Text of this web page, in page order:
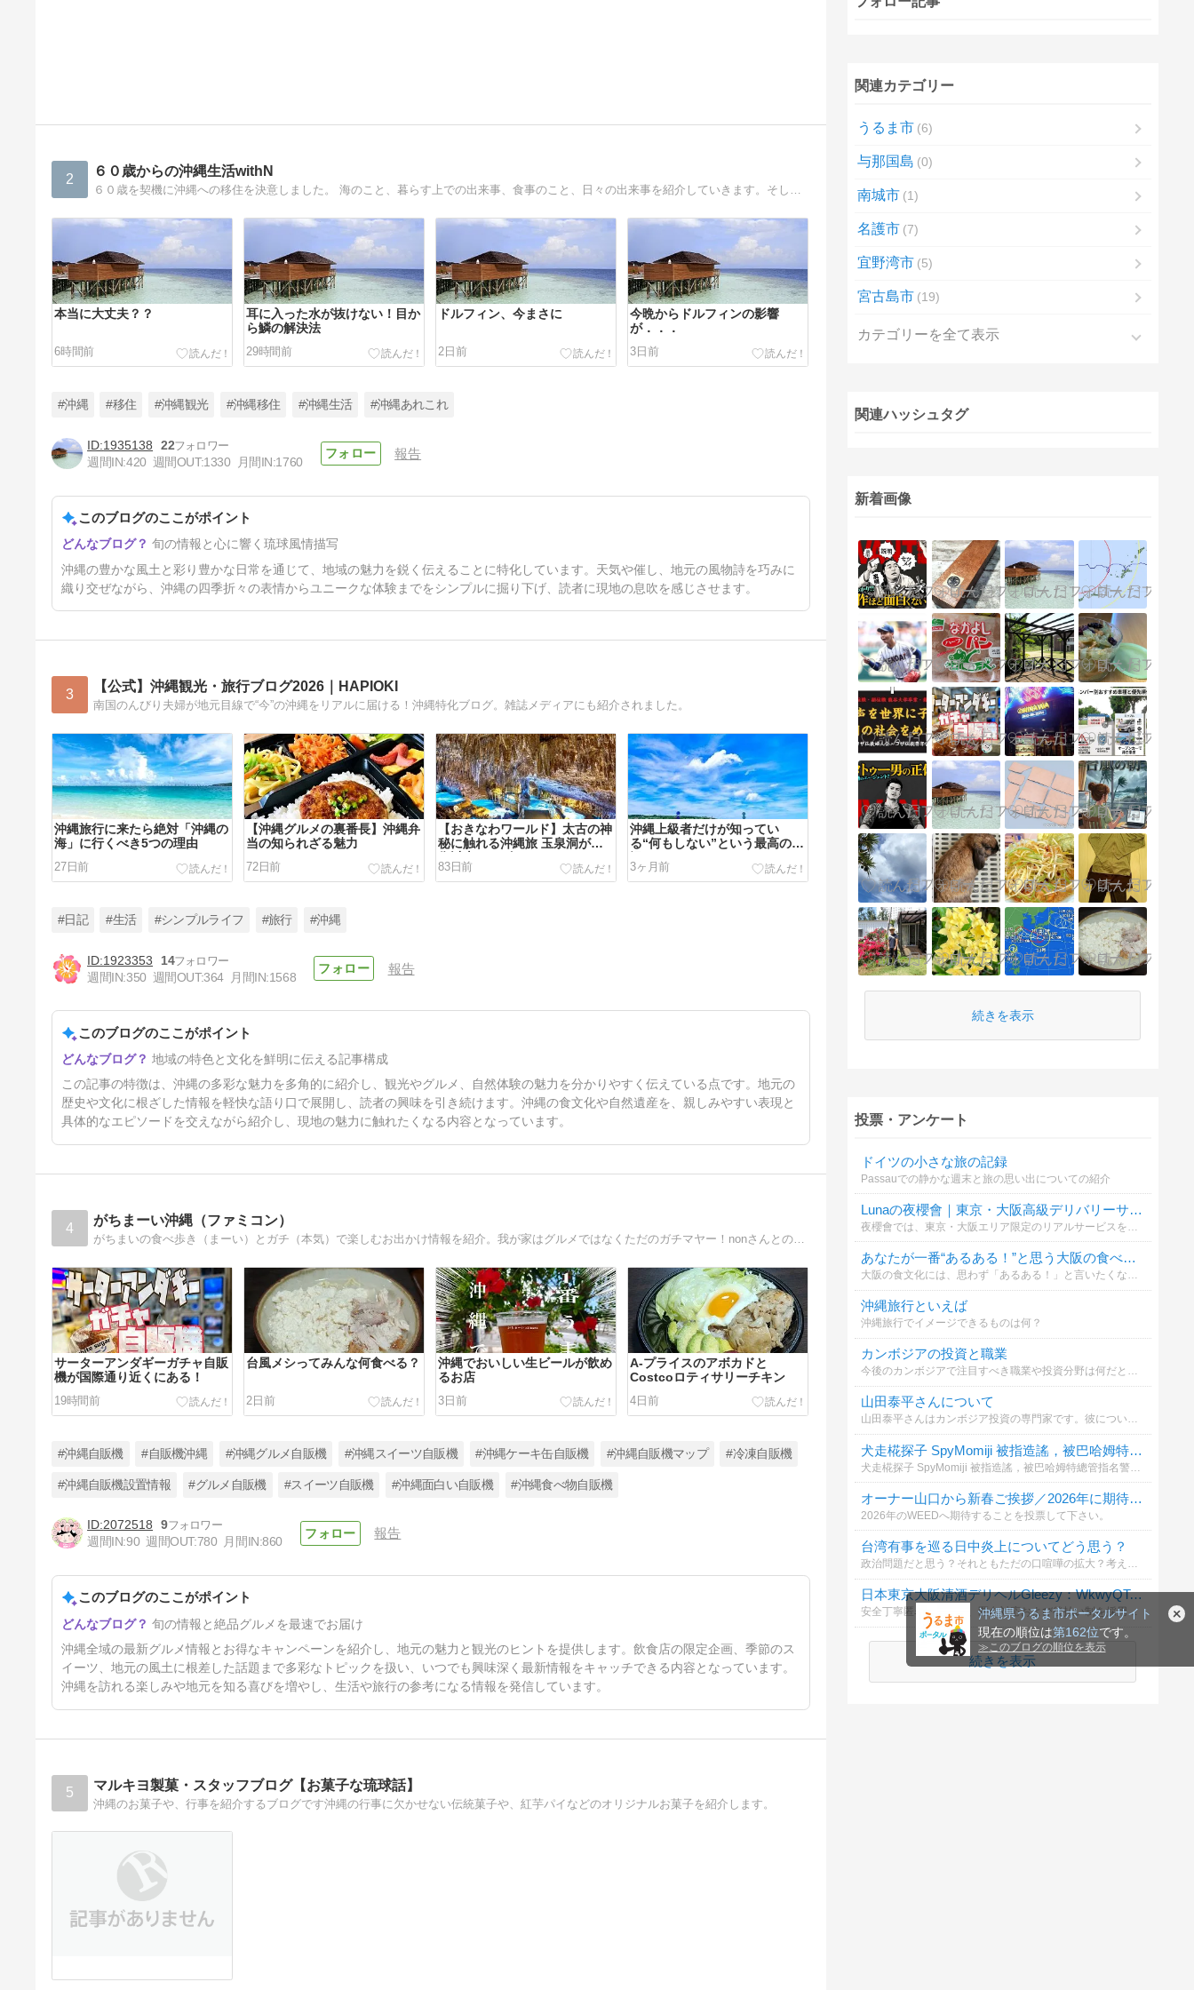
沖縄県うるま市ポータルサイト
現在の順位は第162位です。
≫ このブログの順位を表示
2 ６０歳からの沖縄生活withN
６０歳を契機に沖縄への移住を決意しました。 海のこと、暮らす上での出来事、食事のこと、日々の出来事を紹介していきます。そしてN(妻)のつぶやきもお届けします。
本当に大丈夫？？
6時間前
耳に入った水が抜けない！目か
ら鱗の解決法
29時間前
ドルフィン、今まさに
2日前
今晩からドルフィンの影響
が．．．
3日前
施設はココ！！
4日前
#沖縄 #移住 #沖縄観光 #沖縄移住 #沖縄生活 #沖縄あれこれ
1935138
22
週間IN:420 週間OUT:1330 月間IN:1760
報告
このブログのここがポイント
旬の情報と心に響く琉球風情描写
沖縄の豊かな風土と彩り豊かな日常を通じて、地域の魅力を鋭く伝えることに特化しています。天気や催し、地元の風物詩を巧みに
織り交ぜながら、沖縄の四季折々の表情からユニークな体験までをシンプルに掘り下げ、読者に現地の息吹を感じさせます。
3 【公式】沖縄観光・旅行ブログ2026｜HAPIOKI
南国のんびり夫婦が地元目線で“今”の沖縄をリアルに届ける！沖縄特化ブログ。雑誌メディアにも紹介されました。
沖縄旅行に来たら絶対「沖縄の
海」に行くべき5つの理由
27日前
【沖縄グルメの裏番長】沖縄弁
当の知られざる魅力
72日前
【おきなわワールド】太古の神
秘に触れる沖縄旅 玉泉洞が想
像以上にスゴかった！
83日前
沖縄上級者だけが知ってい
る“何もしない”という最高の贅
3ヶ月前
ない？意外すぎる理由と効果的
な対策
4ヶ月前
#日記 #生活 #シンプルライフ #旅行 #沖縄
1923353
14
週間IN:350 週間OUT:364 月間IN:1568
報告
このブログのここがポイント
地域の特色と文化を鮮明に伝える記事構成
この記事の特徴は、沖縄の多彩な魅力を多角的に紹介し、観光やグルメ、自然体験の魅力を分かりやすく伝えている点です。地元の
歴史や文化に根ざした情報を軽快な語り口で展開し、読者の興味を引き続けます。沖縄の食文化や自然遺産を、親しみやすい表現と
具体的なエピソードを交えながら紹介し、現地の魅力に触れたくなる内容となっています。
4 がちまーい沖縄（ファミコン）
がちまいの食べ歩き（まーい）とガチ（本気）で楽しむお出かけ情報を紹介。我が家はグルメではなくただのガチマヤー！nonさんとのサーフーフー（ほろ酔い）日記。コストコや沖縄限定のお得情報。自販機や無人販売やコアな沖縄観光スポットなど
サーターアンダギーガチャ自販
機が国際通り近くにある！
19時間前
台風メシってみんな何食べる？
2日前
沖縄でおいしい生ビールが飲め
るお店
3日前
A-プライスのアボカドと
Costcoロティサリーチキン
4日前
とんかつ松のや『夏休み企画』
500円でロースとんかつが食べ
#沖縄自販機 #自販機沖縄 #沖縄グルメ自販機 #沖縄スイーツ自販機 #沖縄ケーキ缶自販機 #沖縄自販機マップ #冷凍自販機
#沖縄自販機設置情報 #グルメ自販機 #スイーツ自販機 #沖縄面白い自販機 #沖縄食べ物自販機
2072518
9
週間IN:90 週間OUT:780 月間IN:860
報告
このブログのここがポイント
旬の情報と絶品グルメを最速でお届け
沖縄全域の最新グルメ情報とお得なキャンペーンを紹介し、地元の魅力と観光のヒントを提供します。飲食店の限定企画、季節のス
イーツ、地元の風土に根差した話題まで多彩なトピックを扱い、いつでも興味深く最新情報をキャッチできる内容となっています。
沖縄を訪れる楽しみや地元を知る喜びを増やし、生活や旅行の参考になる情報を発信しています。
5 マルキヨ製菓・スタッフブログ【お菓子な琉球話】
沖縄のお菓子や、行事を紹介するブログです沖縄の行事に欠かせない伝統菓子や、紅芋パイなどのオリジナルお菓子を紹介します。
関連カテゴリー
うるま市 6
与那国島 0
南城市 1
名護市 7
宜野湾市 5
宮古島市 19
カテゴリーを全て表示
関連ハッシュタグ
新着画像
続きを表示
投票・アンケート
ドイツの小さな旅の記録
Passauでの静かな週末と旅の思い出についての紹介
Lunaの夜櫻會｜東京・大阪高級デリバリーサービス Telegram：@av6777
あなたが一番“あるある！”と思う大阪の食べ物ネタはどれ？
大阪の食文化には、思わず「あるある！」と言いたくなる独特の魅力があります。 あなたが一番共感する“食べ物あるある”は？
沖縄旅行といえば
沖縄旅行でイメージできるものは何？
カンボジアの投資と職業
今後のカンボジアで注目すべき職業や投資分野は何だと思いますか？
山田泰平さんについて
山田泰平さんはカンボジア投資の専門家です。彼についての質問にお答えください。
犬走椛探子 SpyMomiji 被指造謠，被巴哈姆特總管指名警告，您認為何者為真？
オーナー山口から新春ご挨拶／2026年に期待すること
2026年のWEEDへ期待することを投票して下さい。
台湾有事を巡る日中炎上についてどう思う？
政治問題だと思う？それともただの口喧嘩の拡大？考え方を選んで投票してください。
日本東京大阪清酒デリヘルGleezy：WkwyQToZN
安全丁寧匿名を重視し、匿名対応および後払い制を採用しています。東京23区大阪市内 → 当日派遣OK。ホテル／自宅の両方に対応、厳密な秘密保持。Telegram：@top7340/ Gleezy ォーラム： tokyosake520.com
続きを表示